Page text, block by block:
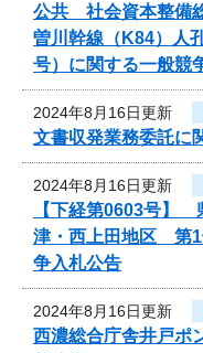
公共 社会資本整備
曽川幹線（K84）人
号）に関する一般競
2024年8月16日更新
文書収発業務委託に
2024年8月16日更新
【下経第0603号】
津・西上田地区 第1
争入札公告
2024年8月16日更新
西濃総合庁舎井戸ポ